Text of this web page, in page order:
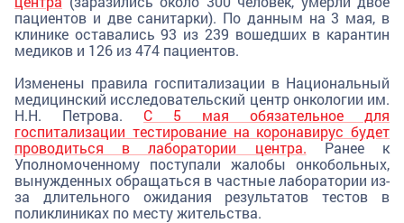
пациентов и две санитарки). По данным на 3 мая, в
клинике оставались 93 из 239 вошедших в карантин
медиков и 126 из 474 пациентов.
Изменены правила госпитализации в Национальный
медицинский исследовательский центр онкологии им.
Н.Н. Петрова. С 5 мая обязательное для
госпитализации тестирование на коронавирус будет
проводиться в лаборатории центра. Ранее к
Уполномоченному поступали жалобы онкобольных,
вынужденных обращаться в частные лаборатории из-
за длительного ожидания результатов тестов в
поликлиниках по месту жительства.